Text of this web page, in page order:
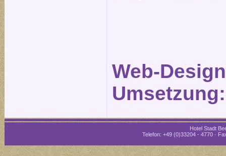
Web-
Hotel Stadt
Telefon: +49 (0)33204 - 4770 ·